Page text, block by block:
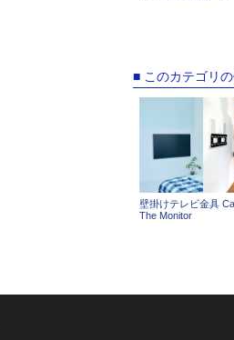
■ このカテゴリ
壁掛けテレビ金具
The Monitor